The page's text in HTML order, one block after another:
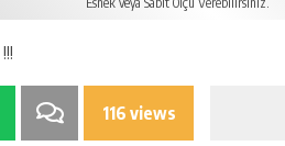
116 views